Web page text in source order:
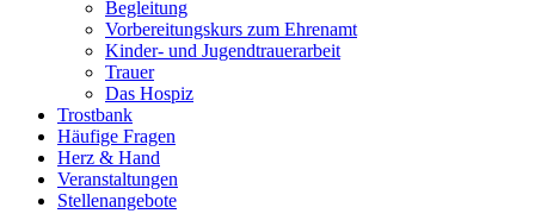
Begleitung
Vorbereitungskurs zum Ehrenamt
Kinder- und Jugendtrauerarbeit
Trauer
Das Hospiz
Trostbank
Häufige Fragen
Herz & Hand
Veranstaltungen
Stellenangebote